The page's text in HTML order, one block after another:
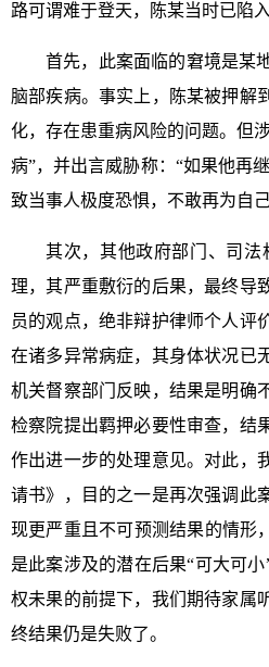
路可谓难于登天，陈某当时已陷
首先，此案面临的窘境是某
脑部疾病。事实上，陈某被押解
化，存在患重病风险的问题。但
病”，并出言威胁称：“如果他再
致当事人极度恐惧，不敢再为自
其次，其他政府部门、司
理，其严重敷衍的后果，最终导
员的观点，绝非辩护律师个人评
在诸多异常病症，其身体状况已
机关督察部门反映，结果是明确
检察院提出羁押必要性审查，结
作出进一步的处理意见。对此，
请书》，目的之一是再次强调此
现更严重且不可预测结果的情形
是此案涉及的潜在后果“可大可
权未果的前提下，我们期待家属
终结果仍是失败了。